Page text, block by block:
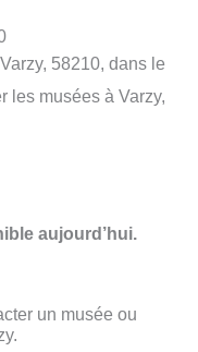
58210, dans le
les musées à Varzy,
aujourd’hui.
un musée ou